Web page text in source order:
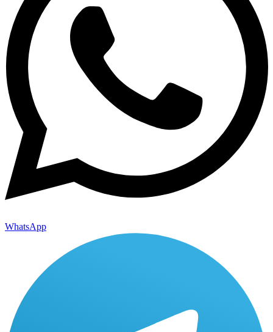
WhatsApp